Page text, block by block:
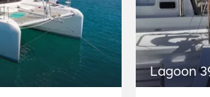
Lagoon